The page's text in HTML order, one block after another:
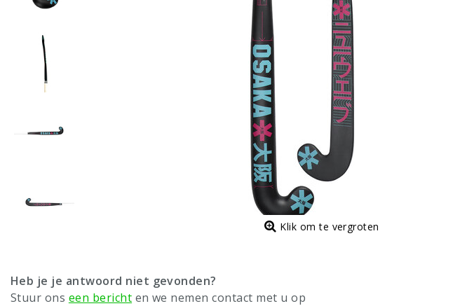
Klik om te vergroten
Heb je je antwoord niet gevonden?
Stuur ons een bericht en we nemen contact met u op